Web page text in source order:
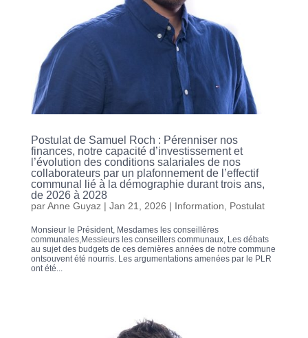
Postulat de Samuel Roch : Pérenniser nos
finances, notre capacité d’investissement et
l’évolution des conditions salariales de nos
collaborateurs par un plafonnement de l’effectif
communal lié à la démographie durant trois ans,
de 2026 à 2028
parAnne Guyaz| Jan 21, 2026 | Information, Postulat
Monsieur le Président, Mesdames les conseillères
communales,Messieurs les conseillers communaux, Les débats
au sujet des budgets de ces dernières années de notre commune
ontsouvent été nourris. Les argumentations amenées par le PLR
ont été...